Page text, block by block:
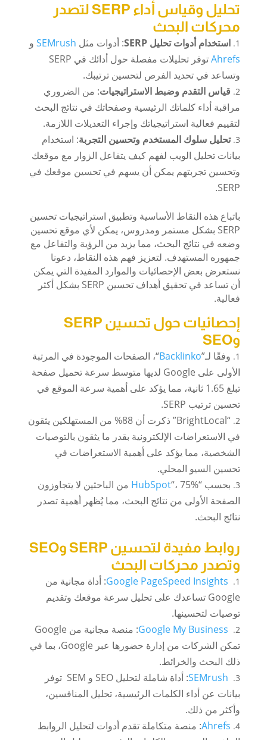
تحليل وقياس أداء SERP لتصدر
محركات البحث
استخدام أدوات تحليل SERP : أدوات مثل SEMrush و
Ahrefs
توفر تحليلات مفصلة حول أدائك في SERP
وتساعد في تحديد الفرص لتحسين ترتيبك.
قياس التقدم وضبط الاستراتيجيات: من الضروري
مراقبة أداء كلماتك الرئيسية وصفحاتك في نتائج البحث
لتقييم فعالية استراتيجياتك وإجراء التعديلات اللازمة.
تحليل سلوك المستخدم وتحسين التجربة: استخدام
بيانات تحليل الويب لفهم كيف يتفاعل الزوار مع موقعك
وتحسين تجربتهم يمكن أن يسهم في تحسين موقعك في
SERP.
باتباع هذه النقاط الأساسية وتطبيق استراتيجيات تحسين
SERP بشكل مستمر ومدروس، يمكن لأي موقع تحسين
وضعه في نتائج البحث، مما يزيد من الرؤية والتفاعل مع
جمهوره المستهدف. لتعزيز فهم هذه النقاط، دعونا
نستعرض بعض الإحصائيات والموارد المفيدة التي يمكن
أن تساعد في تحقيق أهداف تحسين SERP بشكل أكثر
فعالية.
إحصائيات حول تحسين SERP
وSEO
وفقًا لـ”Backlinko“، الصفحات الموجودة في المرتبة
الأولى على Google لديها متوسط ​​سرعة تحميل صفحة
تبلغ 1.65 ثانية، مما يؤكد على أهمية سرعة الموقع في
تحسين ترتيب SERP.
“BrightLocal” ذكرت أن 88% من المستهلكين يثقون
في الاستعراضات الإلكترونية بقدر ما يثقون بالتوصيات
الشخصية، مما يؤكد على أهمية الاستعراضات في
تحسين السيو المحلي.
بحسب “
HubSpot “، 75% من الباحثين لا يتجاوزون
الصفحة الأولى من نتائج البحث، مما يُظهر أهمية تصدر
نتائج البحث.
روابط مفيدة لتحسين SERP وSEO
وتصدر محركات البحث
Google PageSpeed Insights: أداة مجانية من
Google تساعدك على تحليل سرعة موقعك وتقديم
توصيات لتحسينها.
Google My Business
: منصة مجانية من Google
تمكن الشركات من إدارة حضورها عبر Google، بما في
ذلك البحث والخرائط.
SEMrush
: أداة شاملة لتحليل SEO و SEM توفر
بيانات عن أداء الكلمات الرئيسية، تحليل المنافسين،
وأكثر من ذلك.
Ahrefs: منصة متكاملة تقدم أدوات لتحليل الروابط